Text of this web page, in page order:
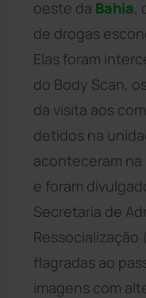
oeste da Bahia,
de drogas
Elas foram
do Body Scan,
da visita aos
detidos na
aconteceram
e foram
Secretaria de
Ressocialização
flagradas ao
imagens com